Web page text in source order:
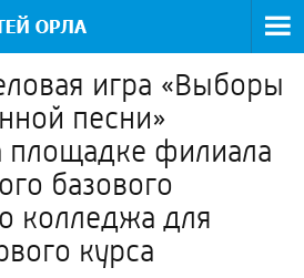
игра «Выборы
песни»
площадке филиала
базового
колледжа для
курса